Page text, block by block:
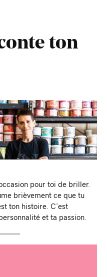
ton
pour toi de briller.
brièvement ce que tu
ton histoire. C’est
et ta passion.